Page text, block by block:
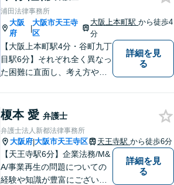
浦田法律事務所
大阪
府
|
大阪市天王寺
区
大阪上本町駅から徒歩4
分
【大阪上本町駅4分・谷町九丁
目駅6分】それぞれ全く異なっ
た困難に直面し、考え方や感
弁護士を目指します。【粘り
強い交渉力】
詳細を見
る
榎本 愛 弁護士
弁護士法人新都法律事務所
大阪府|大阪市天王寺区 天王寺駅 から徒歩6分
【天王寺駅6分】企業法務/M&
A/事業再生の問題についての
経験や知識が豊富にございま
詳細を見
る